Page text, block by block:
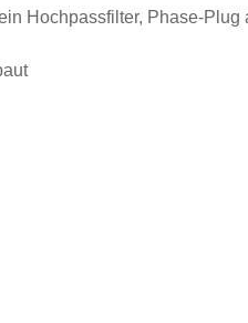
Hochpassfilter, Phase-Plug